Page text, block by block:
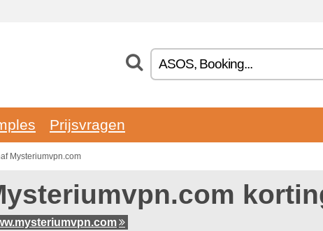
Prijsvragen
Mysteriumvpn.com